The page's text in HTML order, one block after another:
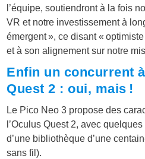
l’équipe, soutiendront à la fois
VR et notre investissement à
émergent », ce disant «
et à son alignement sur notre
Enfin un concurrent
Quest 2 : oui, mais !
Le Pico Neo 3 propose des
l’Oculus Quest 2, avec
d’une bibliothèque d’une
sans fil).